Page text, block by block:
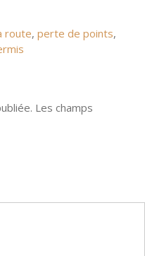
route, perte de points,
Les champs